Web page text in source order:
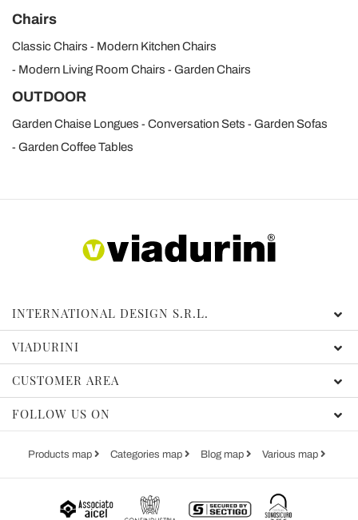
Chairs
Classic Chairs
Modern Kitchen Chairs
Modern Living Room Chairs
Garden Chairs
OUTDOOR
Garden Chaise Longues Conversation Sets
Garden Sofas
Garden Coffee Tables
INTERNATIONAL DESIGN S.R.L.
VIADURINI
CUSTOMER AREA
FOLLOW US ON
Products map Categories map Blog map Various map